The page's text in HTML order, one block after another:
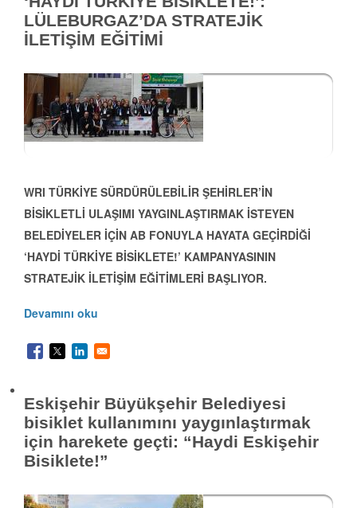
LÜLEBURGAZ’DA STRATEJİK
İLETİŞİM EĞİTİMİ
WRI TÜRKİYE SÜRDÜRÜLEBİLİR ŞEHİRLER’İN
BİSİKLETLİ ULAŞIMI YAYGINLAŞTIRMAK İSTEYEN
BELEDİYELER İÇİN AB FONUYLA HAYATA GEÇİRDİĞİ
‘HAYDİ TÜRKİYE BİSİKLETE!’ KAMPANYASININ
STRATEJİK İLETİŞİM EĞİTİMLERİ BAŞLIYOR.
Devamını oku
Eskişehir Büyükşehir Belediyesi
bisiklet kullanımını yaygınlaştırmak
için harekete geçti: “Haydi Eskişehir
Bisiklete!”